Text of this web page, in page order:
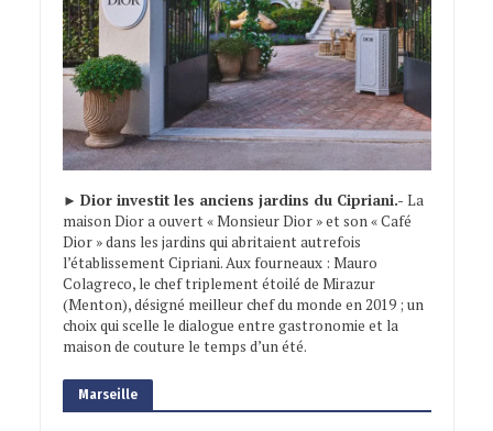
► Dior investit les anciens jardins du Cipriani.- La
maison Dior a ouvert « Monsieur Dior » et son « Café
Dior » dans les jardins qui abritaient autrefois
l’établissement Cipriani. Aux fourneaux : Mauro
Colagreco, le chef triplement étoilé de Mirazur
(Menton), désigné meilleur chef du monde en 2019 ; un
choix qui scelle le dialogue entre gastronomie et la
maison de couture le temps d’un été.
Marseille